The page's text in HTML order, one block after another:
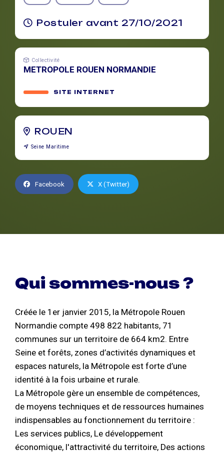
Postuler avant 27/10/2021
Collectivité
METROPOLE ROUEN NORMANDIE
SITE INTERNET
ROUEN
Seine Maritime
Facebook X (Twitter)
Qui sommes-nous ?
Créée le 1er janvier 2015, la Métropole Rouen
Normandie compte 498 822 habitants, 71
communes sur un territoire de 664 km2. Entre
Seine et forêts, zones d’activités dynamiques et
espaces naturels, la Métropole est forte d’une
identité à la fois urbaine et rurale.
La Métropole gère un ensemble de compétences,
de moyens techniques et de ressources humaines
indispensables au fonctionnement du territoire :
Les services publics, Le développement
économique, l'attractivité du territoire, Des actions